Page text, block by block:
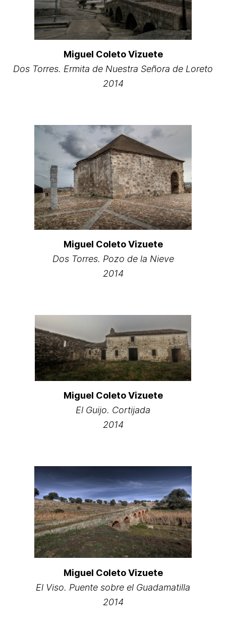
Miguel Coleto Vizuete
Dos Torres. Ermita de Nuestra Señora de Loreto
2014
Miguel Coleto Vizuete
Dos Torres. Pozo de la Nieve
2014
Miguel Coleto Vizuete
El Guijo. Cortijada
2014
Miguel Coleto Vizuete
El Viso. Puente sobre el Guadamatilla
2014